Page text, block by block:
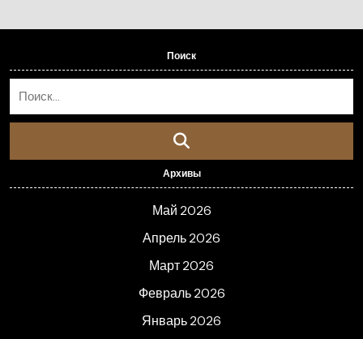
Поиск
Архивы
Май 2026
Апрель 2026
Март 2026
Февраль 2026
Январь 2026